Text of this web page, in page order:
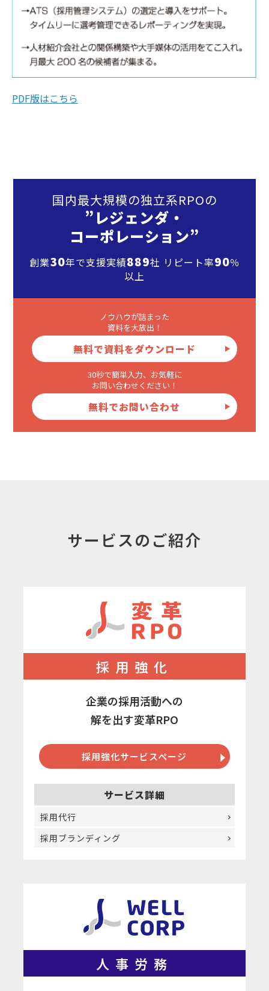
PDF版はこちら
国内最大規模の独立系RPOの
”レジェンダ・
コーポレーション”
創業30年で支援実績889社 リピート率90％
以上
ノウハウが詰まった
資料を大放出！
無料で資料をダウンロード
30秒で簡単入力、お気軽に
お問い合わせください！
無料でお問い合わせ
サービスのご紹介
採用強化
企業の採用活動への
解を出す変革RPO
採用強化サービスページ
サービス詳細
採用代行
採用ブランディング
人事労務